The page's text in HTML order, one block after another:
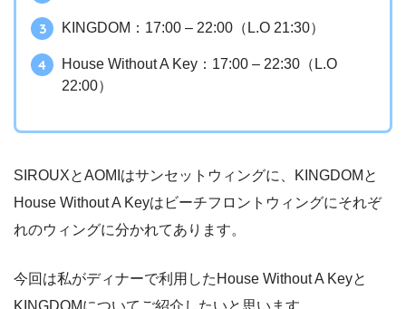
KINGDOM：17:00 – 22:00（L.O 21:30）
House Without A Key：17:00 – 22:30（L.O
22:00）
SIROUXとAOMIはサンセットウィングに、KINGDOMと
House Without A Keyはビーチフロントウィングにそれぞ
れのウィングに分かれてあります。
今回は私がディナーで利用したHouse Without A Keyと
KINGDOMについてご紹介したいと思います。